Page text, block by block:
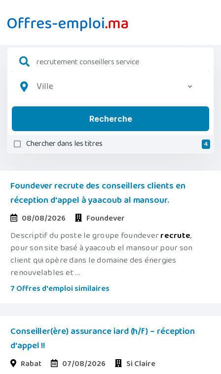
Ville
Recherche
Chercher dans les titres 4
Foundever recrute des conseillers clients en
réception d'appel à yaacoub al mansour.
08/08/2026 Foundever
Descriptif du poste le groupe foundeverrecrute,
pour son site basé à yaacoub el mansour pour son
client qui opère dans le domaine des énergies
renouvelables et ...
7 Offres d'emploi similaires
Conseiller(ère) assurance iard (h/f) – réception
d'appel !!
Rabat 07/08/2026 Si Claire